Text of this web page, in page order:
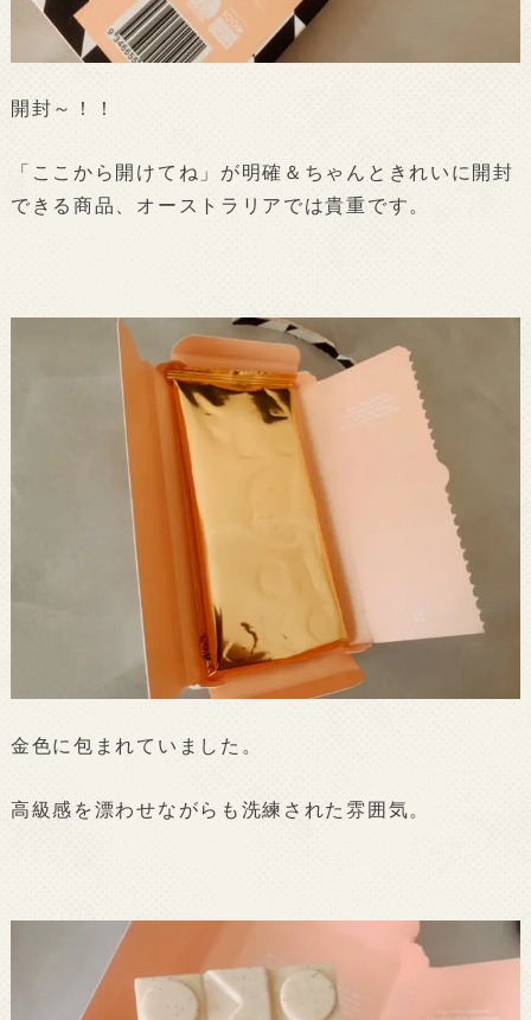
開封～！！
「ここから開けてね」が明確＆ちゃんときれいに開封
できる商品、オーストラリアでは貴重です。
金色に包まれていました。
高級感を漂わせながらも洗練された雰囲気。